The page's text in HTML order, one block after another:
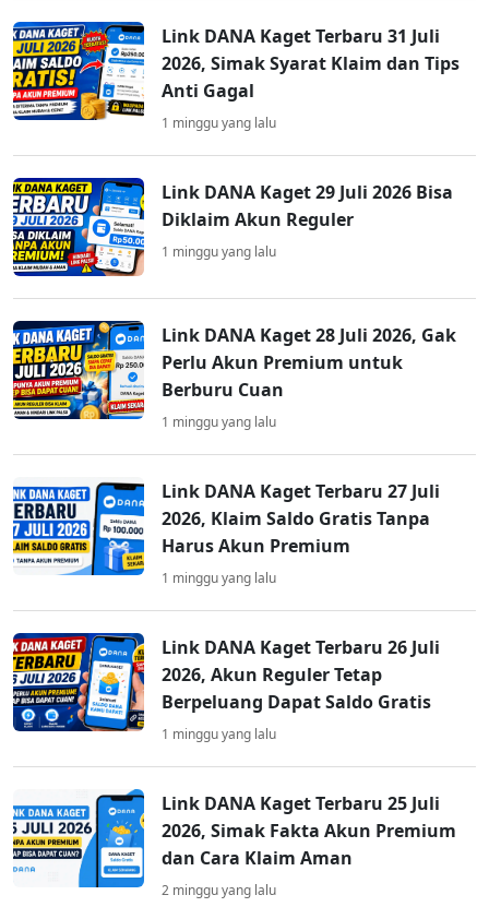
Link DANA Kaget Terbaru 31 Juli
2026, Simak Syarat Klaim dan Tips
Anti Gagal
1 minggu yang lalu
Link DANA Kaget 29 Juli 2026 Bisa
Diklaim Akun Reguler
1 minggu yang lalu
Link DANA Kaget 28 Juli 2026, Gak
Perlu Akun Premium untuk
Berburu Cuan
1 minggu yang lalu
Link DANA Kaget Terbaru 27 Juli
2026, Klaim Saldo Gratis Tanpa
Harus Akun Premium
1 minggu yang lalu
Link DANA Kaget Terbaru 26 Juli
2026, Akun Reguler Tetap
Berpeluang Dapat Saldo Gratis
1 minggu yang lalu
Link DANA Kaget Terbaru 25 Juli
2026, Simak Fakta Akun Premium
dan Cara Klaim Aman
2 minggu yang lalu